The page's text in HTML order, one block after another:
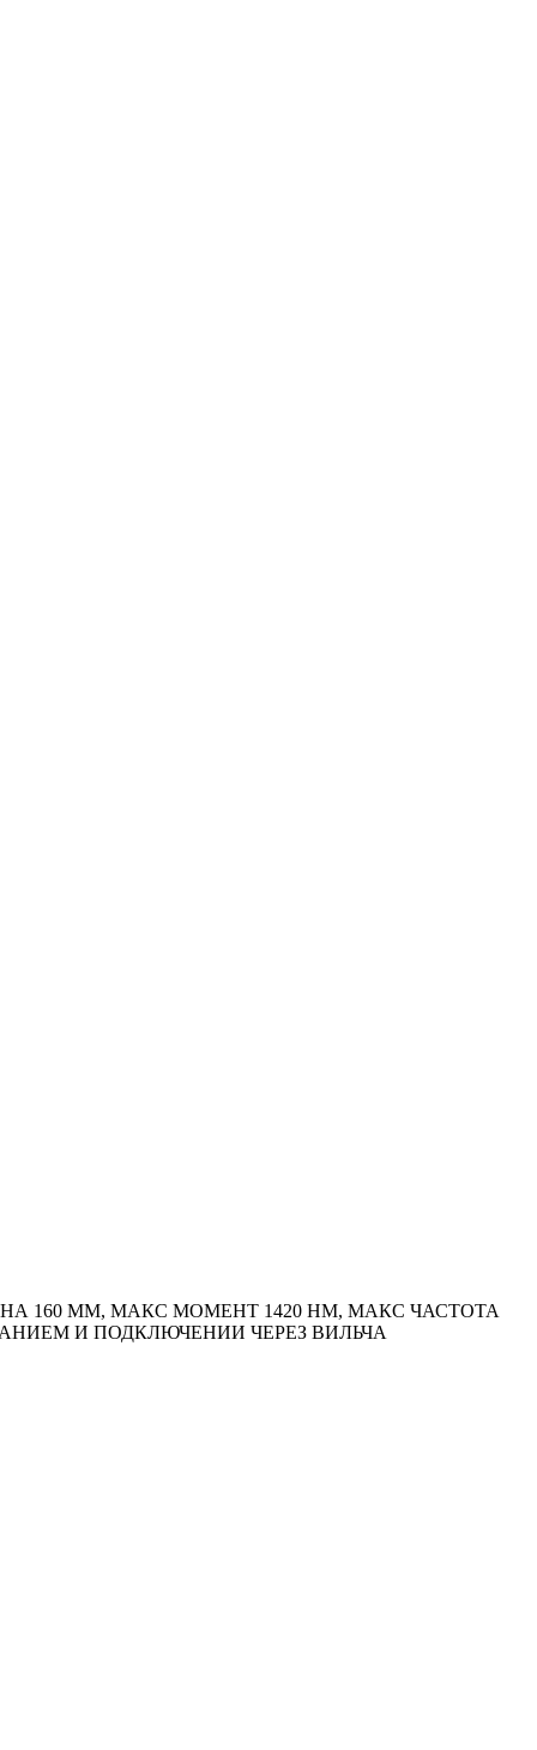
160 ММ, МАКС МОМЕНТ 1420 HM, МАКС ЧАСТОТА
И ПОДКЛЮЧЕНИИ ЧЕРЕЗ ВИЛЬЧА